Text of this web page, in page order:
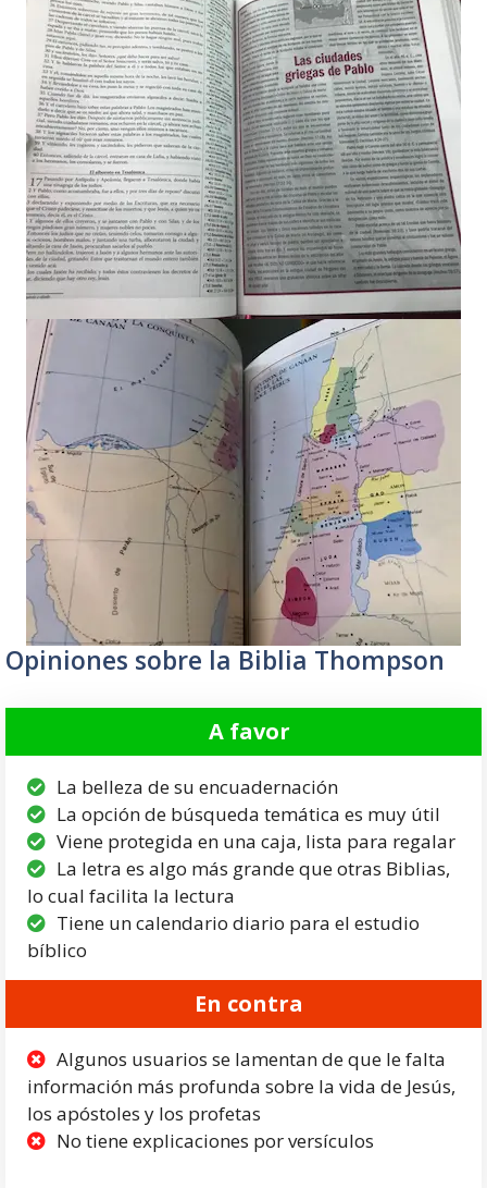
Opiniones sobre la Biblia Thompson
A favor
La belleza de su encuadernación
La opción de búsqueda temática es muy útil
Viene protegida en una caja, lista para regalar
La letra es algo más grande que otras Biblias,
lo cual facilita la lectura
Tiene un calendario diario para el estudio
bíblico
En contra
Algunos usuarios se lamentan de que le falta
información más profunda sobre la vida de Jesús,
los apóstoles y los profetas
No tiene explicaciones por versículos